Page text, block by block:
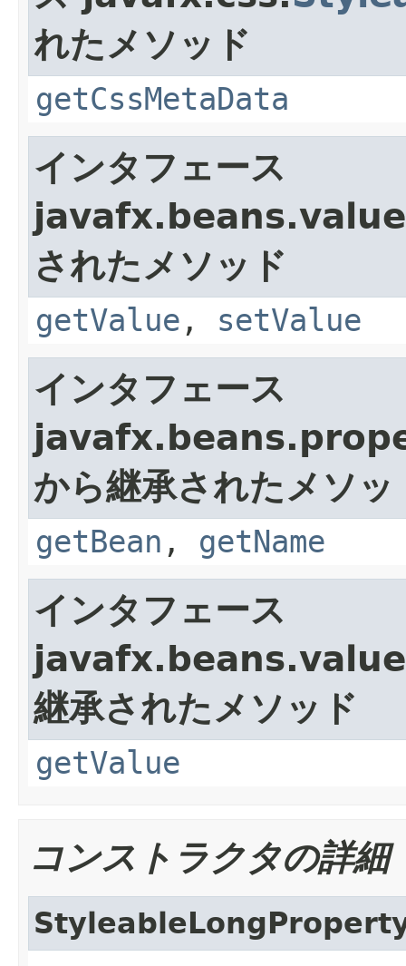
れたメソッド
getCssMetaData
インタフェース
されたメソッド
getValue, setValue
インタフェース
から継承されたメソッ
getBean , getName
インタフェース
継承されたメソッド
getValue
コンストラクタの詳細